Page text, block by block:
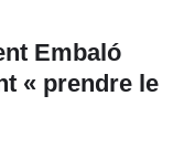
Embaló
« prendre le